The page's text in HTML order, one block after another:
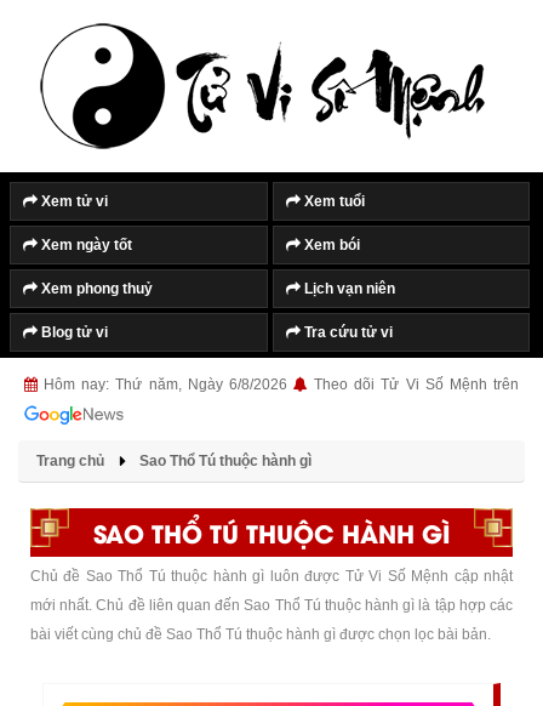
Xem tử vi Xem tuổi
Xem ngày tốt Xem bói
Xem phong thuỷ Lịch vạn niên
Blog tử vi Tra cứu tử vi
Hôm nay: Thứ năm, Ngày 6/8/2026 Theo dõi Tử Vi Số Mệnh trên
Trang chủ Sao Thổ Tú thuộc hành gì
SAO THỔ TÚ THUỘC HÀNH GÌ
Chủ đề Sao Thổ Tú thuộc hành gì luôn được Tử Vi Số Mệnh cập nhật
mới nhất. Chủ đề liên quan đến Sao Thổ Tú thuộc hành gì là tập hợp các
bài viết cùng chủ đề Sao Thổ Tú thuộc hành gì được chọn lọc bài bản.